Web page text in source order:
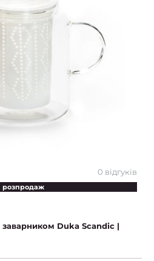
0 відгуків
розпродаж
Duka Scandic |